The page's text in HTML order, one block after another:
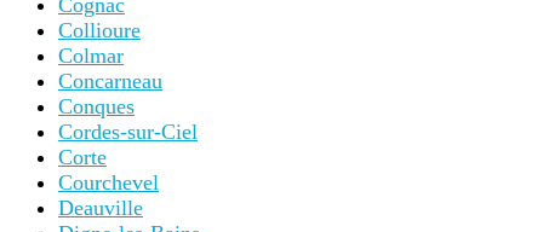
Cognac
Collioure
Colmar
Concarneau
Conques
Cordes-sur-Ciel
Corte
Courchevel
Deauville